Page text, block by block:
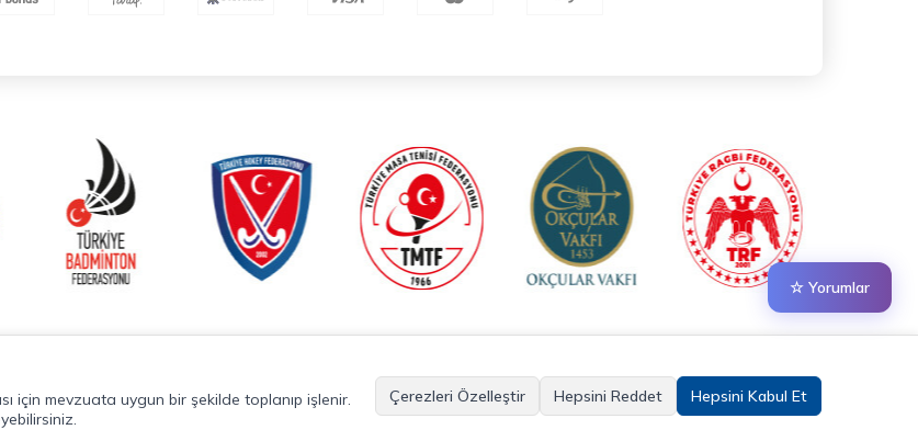
☆ Yorumlar
için mevzuata uygun bir şekilde toplanıp işlenir.
Çerezleri Özelleştir Hepsini Reddet Hepsini Kabul Et